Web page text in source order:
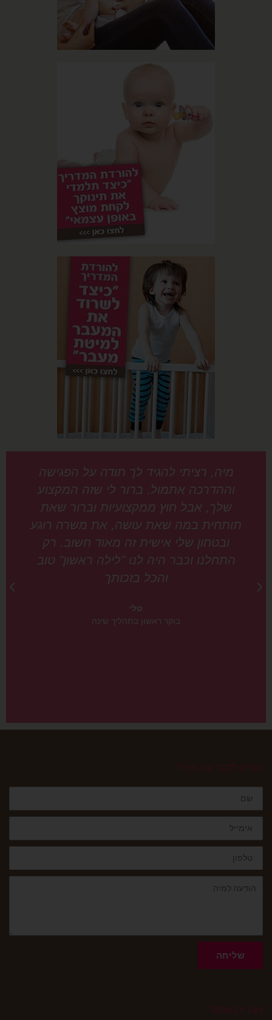
מיה, רציתי להגיד לך תודה על הפגישה
וההדרכה אתמול. ברור לי שזה המקצוע
שלך, אבל חוץ ממקצועיות וברור שאת
תותחית במה שאת עושה, את משרה רוגע
ובטחון שלי אישית זה מאוד חשוב. רק
התחלנו וכבר היה לנו "לילה ראשון" טוב
והכל בזכותך
טלי
בוקר ראשון בתהליך שינה
רוצים לדבר עם מיה?
שליחה
חברים שלנו?